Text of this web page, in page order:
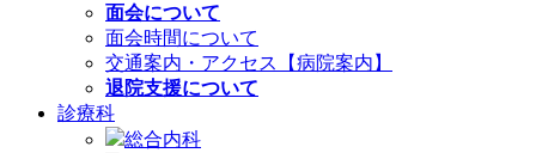
面会について
面会時間について
交通案内・アクセス【病院案内】
退院支援について
診療科
総合内科